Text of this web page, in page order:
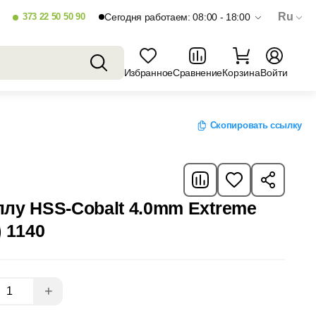
373 22 50 50 90 Сегодня работаем: 08:00 - 18:00 Ru
ИзбранноеСравнениеКорзинаВойти
Скопировать ссылку
HSS-Cobalt 4.0mm Extreme
1140
+